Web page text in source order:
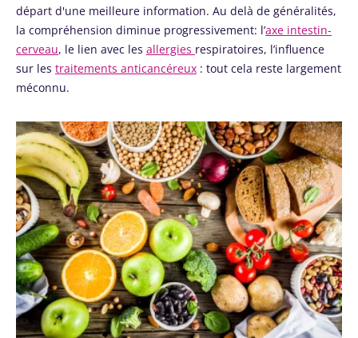
départ d'une meilleure information. Au delà de généralités,
la compréhension diminue progressivement: l’axe intestin-
cerveau, le lien avec les allergies respiratoires, l’influence
sur les traitements anticancéreux : tout cela reste largement
méconnu.